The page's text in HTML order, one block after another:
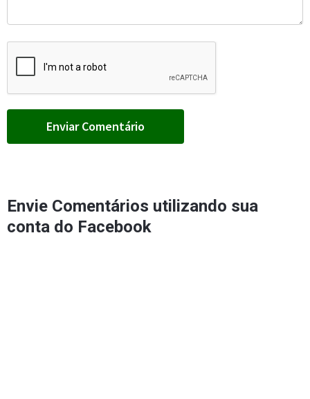
Envie Comentários utilizando sua
conta do Facebook